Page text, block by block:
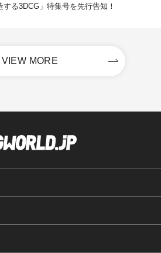
する3DCG」特集号を先行告知！
VIEW MORE